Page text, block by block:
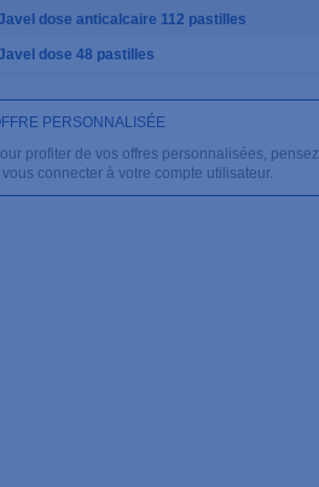
dose anticalcaire 112 pastilles
dose 48 pastilles
PERSONNALISÉE
profiter de vos offres personnalisées, pensez
vous connecter à votre compte utilisateur.